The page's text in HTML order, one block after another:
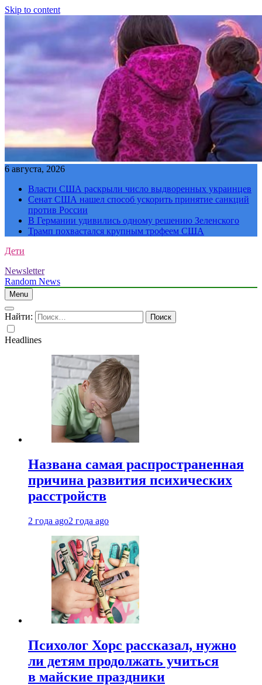
Skip to content
6 августа, 2026
Власти США раскрыли число выдворенных украинцев
Сенат США нашел способ ускорить принятие санкций
против России
В Германии удивились одному решению Зеленского
Трамп похвастался крупным трофеем США
Дети
Newsletter
Random News
Menu
Найти:
Headlines
Названа самая распространенная
причина развития психических
расстройств
2 года ago2 года ago
Психолог Хорс рассказал, нужно
ли детям продолжать учиться
в майские праздники